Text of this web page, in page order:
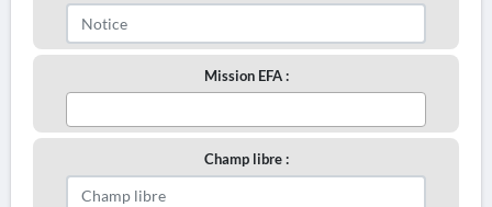
Mission EFA :
Champ libre :